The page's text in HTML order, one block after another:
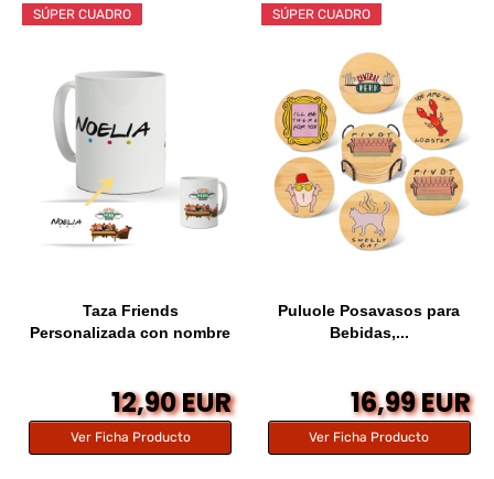
SÚPER CUADRO
Taza Friends
Personalizada con nombre
12,90 EUR
Ver Ficha Producto
SÚPER CUADRO
Puluole Posavasos para
Bebidas,...
16,99 EUR
Ver Ficha Producto